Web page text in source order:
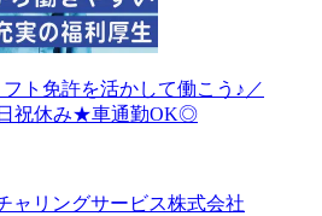
ト免許を活かして働こう♪／
祝休み★車通勤OK◎
ャリングサービス株式会社